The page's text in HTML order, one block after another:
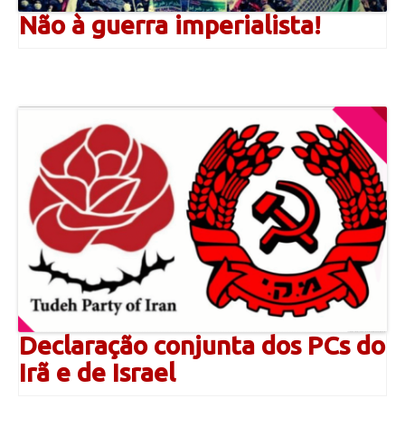
Não à guerra imperialista!
Declaração conjunta dos PCs do
Irã e de Israel